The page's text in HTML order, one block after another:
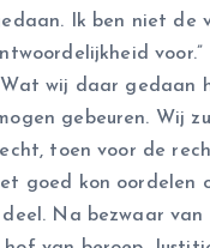
Ik ben niet de
wij daar
gebeuren. Wij
toen voor de
goed kon oordelen
Na bezwaar